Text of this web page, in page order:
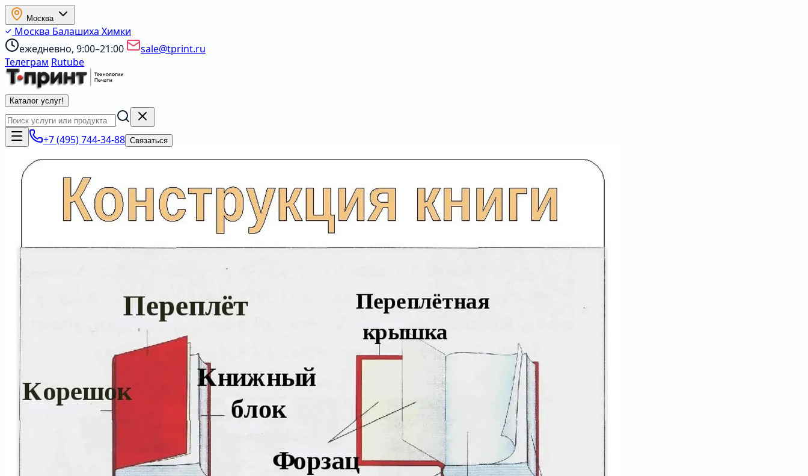
Москва
Москва Балашиха Химки
ежедневно, 9:00–21:00
sale@tprint.ru
Телеграм Rutube
Каталог услуг!
+7 (495) 744-34-88 Связаться